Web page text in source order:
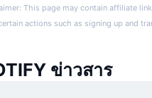
This page may contain affiliate
actions such as signing up and
ข่าวสาร